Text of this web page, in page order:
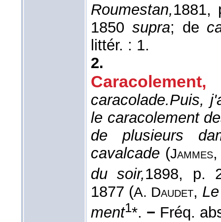
Roumestan,1881,
1850 supra; de
littér. : 1.
2.
Caracolement,
caracolade.Puis,
le caracolement
de plusieurs
cavalcade (Jammes
du soir,1898, p.
1877 (A. Daudet,
ment1*. − Fréq.